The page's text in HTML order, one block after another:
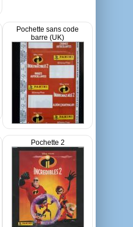
Pochette sans code
barre (UK)
Pochette 2